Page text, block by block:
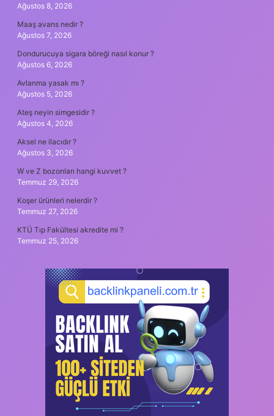
Ağustos 8, 2026
Maaş avans nedir ?
Ağustos 7, 2026
Dondurucuya sigara böreği nasıl konur ?
Ağustos 6, 2026
Avlanma yasak mı ?
Ağustos 5, 2026
Ateş neyin simgesidir ?
Ağustos 4, 2026
Aksel ne ilacıdır ?
Ağustos 3, 2026
W ve Z bozonları hangi kuvvet ?
Temmuz 29, 2026
Koşer ürünleri nelerdir ?
Temmuz 27, 2026
KTÜ Tıp Fakültesi akredite mi ?
Temmuz 25, 2026